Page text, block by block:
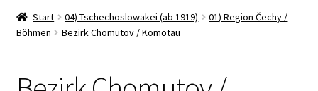
Start 04) Tschechoslowakei (ab 1919)
01) Region Čechy /
Böhmen
Bezirk Chomutov / Komotau